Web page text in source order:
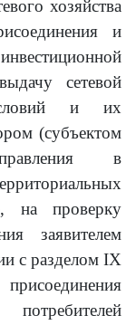
хозяйства
и
сетевой
и их
(субъектом
в
на проверку
заявителем
с разделом IX